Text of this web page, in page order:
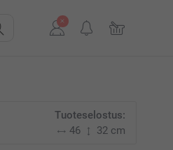
Tuoteselostus:
46
32 cm